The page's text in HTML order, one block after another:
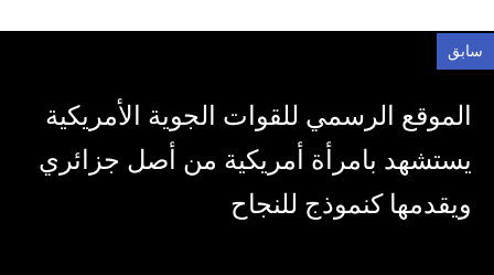
سابق
الموقع الرسمي للقوات الجوية الأمريكية
يستشهد بامرأة أمريكية من أصل جزائري
ويقدمها كنموذج للنجاح